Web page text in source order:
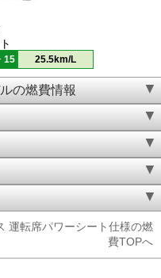
15 25.5km/L
の燃費情報
運転席パワーシート仕様の燃
費TOPへ